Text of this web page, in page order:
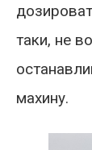
таки, не
махину.